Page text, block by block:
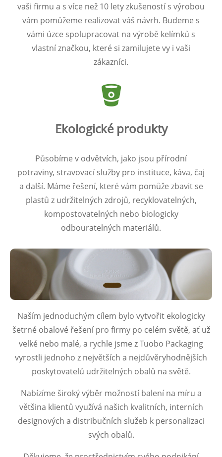
vaši firmu a s více než 10 lety zkušeností s výrobou
vám pomůžeme realizovat váš návrh. Budeme s
vámi úzce spolupracovat na výrobě kelímků s
vlastní značkou, které si zamilujete vy i vaši
zákazníci.
Ekologické produkty
Působíme v odvětvích, jako jsou přírodní
potraviny, stravovací služby pro instituce, káva, čaj
a další. Máme řešení, které vám pomůže zbavit se
plastů z udržitelných zdrojů, recyklovatelných,
kompostovatelných nebo biologicky
odbouratelných materiálů.
Naším jednoduchým cílem bylo vytvořit ekologicky
šetrné obalové řešení pro firmy po celém světě, ať už
velké nebo malé, a rychle jsme z Tuobo Packaging
vyrostli jednoho z největších a nejdůvěryhodnějších
poskytovatelů udržitelných obalů na světě.
Nabízíme široký výběr možností balení na míru a
většina klientů využívá našich kvalitních, interních
designových a distribučních služeb k personalizaci
svých obalů.